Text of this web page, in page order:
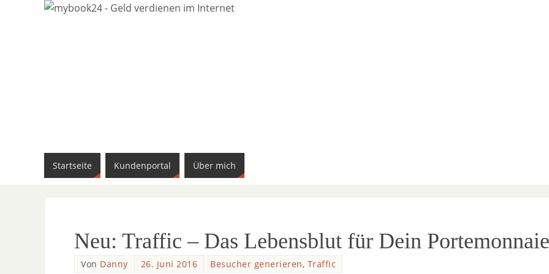
Startseite Kundenportal Über mich
Neu: Traffic – Das Lebensblut für Dein Portemonnaie
Von Danny 26. Juni 2016 Besucher generieren, Traffic